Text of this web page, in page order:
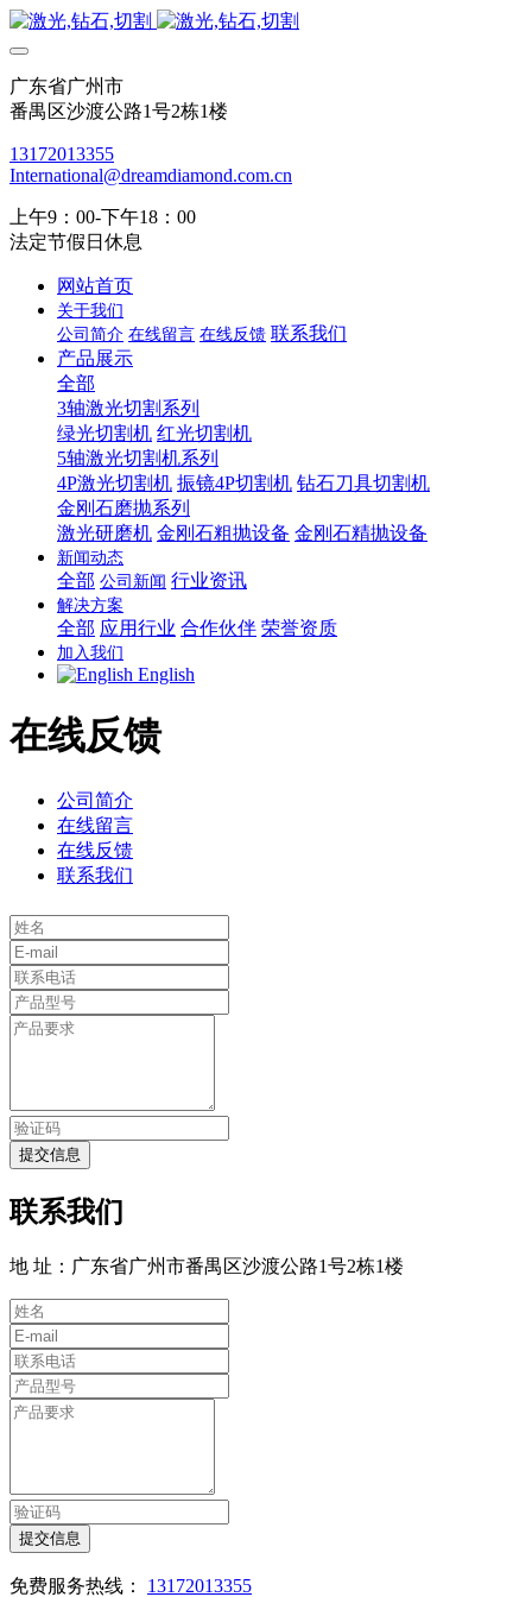
广东省广州市
番禺区沙渡公路1号2栋1楼
13172013355
International@dreamdiamond.com.cn
上午9：00-下午18：00
法定节假日休息
网站首页
关于我们
公司简介 在线留言 在线反馈 联系我们
产品展示
全部
3轴激光切割系列
绿光切割机 红光切割机
5轴激光切割机系列
4P激光切割机 振镜4P切割机 钻石刀具切割机
金刚石磨抛系列
激光研磨机 金刚石粗抛设备 金刚石精抛设备
新闻动态
全部 公司新闻 行业资讯
解决方案
全部 应用行业 合作伙伴 荣誉资质
加入我们
English
在线反馈
公司简介
在线留言
在线反馈
联系我们
提交信息
联系我们
地 址：广东省广州市番禺区沙渡公路1号2栋1楼
提交信息
免费服务热线： 13172013355